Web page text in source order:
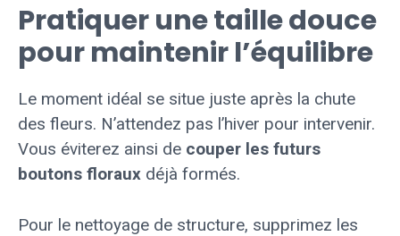
Pratiquer une taille douce
pour maintenir l’équilibre
Le moment idéal se situe juste après la chute
des fleurs. N’attendez pas l’hiver pour intervenir.
Vous éviterez ainsi de couper les futurs
boutons floraux déjà formés.
Pour le nettoyage de structure, supprimez les